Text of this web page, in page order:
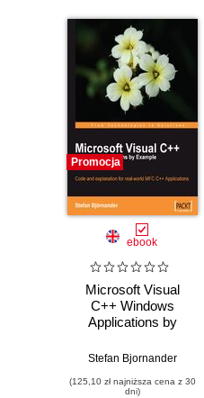
Promocja
ebook
Microsoft Visual
C++ Windows
Applications by
and explanation for
C++ Applications
Stefan Bjornander
(125,10 zł najniższa cena z 30
dni)